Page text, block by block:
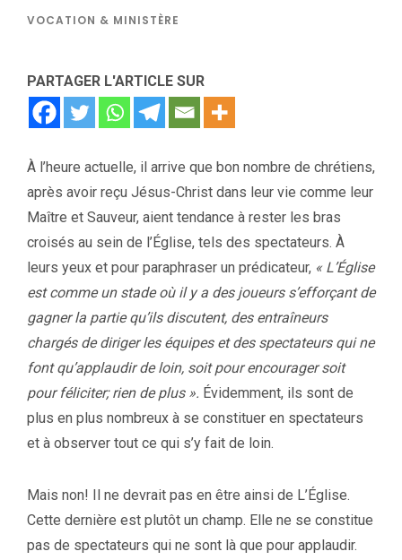
VOCATION & MINISTÈRE
PARTAGER L'ARTICLE SUR
À l’heure actuelle, il arrive que bon nombre de chrétiens,
après avoir reçu Jésus-Christ dans leur vie comme leur
Maître et Sauveur, aient tendance à rester les bras
croisés au sein de l’Église, tels des spectateurs. À
leurs yeux et pour paraphraser un prédicateur, « L’Église
est comme un stade où il y a des joueurs s’efforçant de
gagner la partie qu’ils discutent, des entraîneurs
chargés de diriger les équipes et des spectateurs qui ne
font qu’applaudir de loin, soit pour encourager soit
pour féliciter; rien de plus ». Évidemment, ils sont de
plus en plus nombreux à se constituer en spectateurs
et à observer tout ce qui s’y fait de loin.
Mais non! Il ne devrait pas en être ainsi de L’Église.
Cette dernière est plutôt un champ. Elle ne se constitue
pas de spectateurs qui ne sont là que pour applaudir.